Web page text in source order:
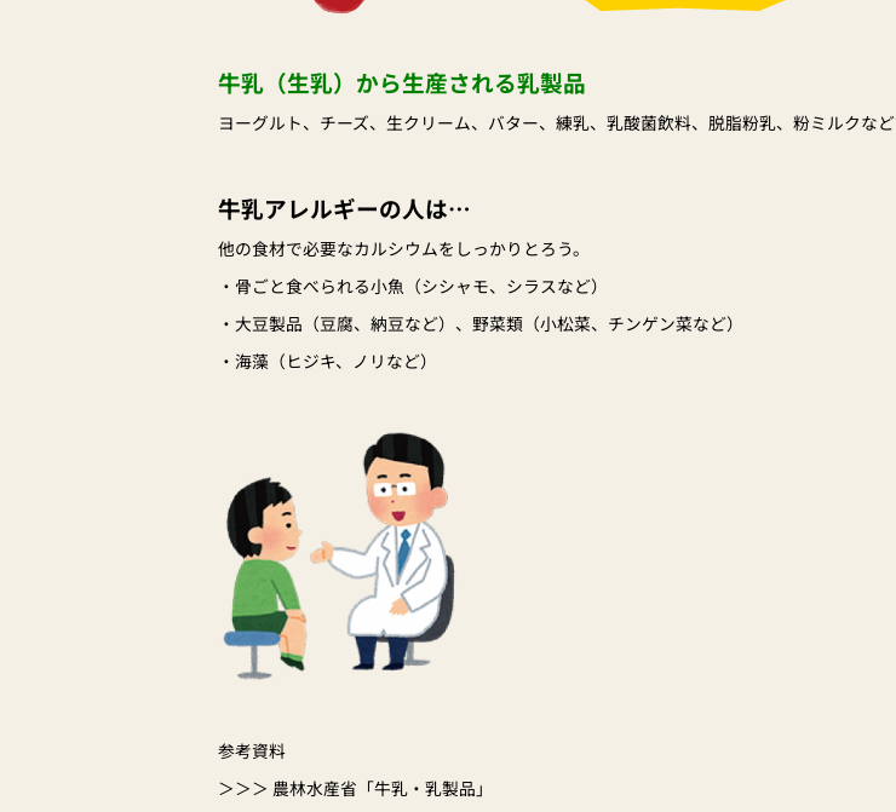
牛乳（生乳）から生産される乳製品
ヨーグルト、チーズ、生クリーム、バター、練乳、乳酸菌飲料、脱脂粉乳、粉ミルクなど
牛乳アレルギーの人は…
他の食材で必要なカルシウムをしっかりとろう。
・骨ごと食べられる小魚（シシャモ、シラスなど）
・大豆製品（豆腐、納豆など）、野菜類（小松菜、チンゲン菜など）
・海藻（ヒジキ、ノリなど）
参考資料
＞＞＞ 農林水産省「牛乳・乳製品」